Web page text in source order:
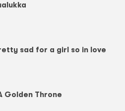
sad for a girl so in love
Golden Throne